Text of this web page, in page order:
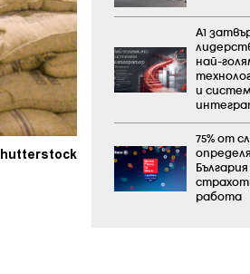
А1
най-
и
75% от
работа